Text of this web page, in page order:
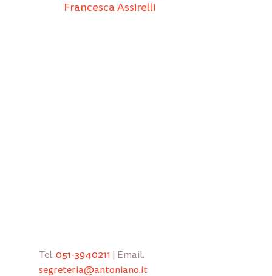
Francesca Assirelli
Tel. 051-3940211 | Email.
segreteria@antoniano.it